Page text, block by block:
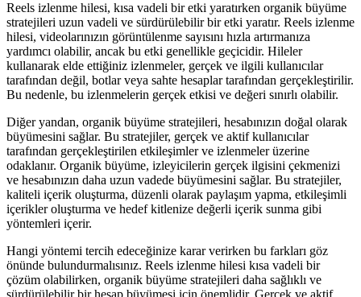
Reels izlenme hilesi, kısa vadeli bir etki yaratırken organik büyüme
stratejileri uzun vadeli ve sürdürülebilir bir etki yaratır. Reels izlenme
hilesi, videolarınızın görüntülenme sayısını hızla artırmanıza
yardımcı olabilir, ancak bu etki genellikle geçicidir. Hileler
kullanarak elde ettiğiniz izlenmeler, gerçek ve ilgili kullanıcılar
tarafından değil, botlar veya sahte hesaplar tarafından gerçekleştirilir.
Bu nedenle, bu izlenmelerin gerçek etkisi ve değeri sınırlı olabilir.
Diğer yandan, organik büyüme stratejileri, hesabınızın doğal olarak
büyümesini sağlar. Bu stratejiler, gerçek ve aktif kullanıcılar
tarafından gerçekleştirilen etkileşimler ve izlenmeler üzerine
odaklanır. Organik büyüme, izleyicilerin gerçek ilgisini çekmenizi
ve hesabınızın daha uzun vadede büyümesini sağlar. Bu stratejiler,
kaliteli içerik oluşturma, düzenli olarak paylaşım yapma, etkileşimli
içerikler oluşturma ve hedef kitlenize değerli içerik sunma gibi
yöntemleri içerir.
Hangi yöntemi tercih edeceğinize karar verirken bu farkları göz
önünde bulundurmalısınız. Reels izlenme hilesi kısa vadeli bir
çözüm olabilirken, organik büyüme stratejileri daha sağlıklı ve